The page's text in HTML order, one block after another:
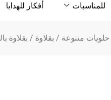
للمناسبات أفكار للهدايا
حلويات متنوعة / بقلاوة / بقلاوة